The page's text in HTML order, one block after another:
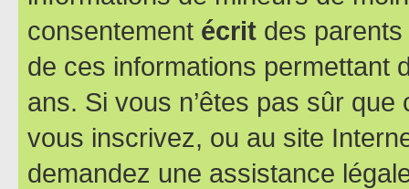
consentement écrit des parents
de ces informations permettant
ans. Si vous n’êtes pas sûr
vous inscrivez, ou au site
demandez une assistance